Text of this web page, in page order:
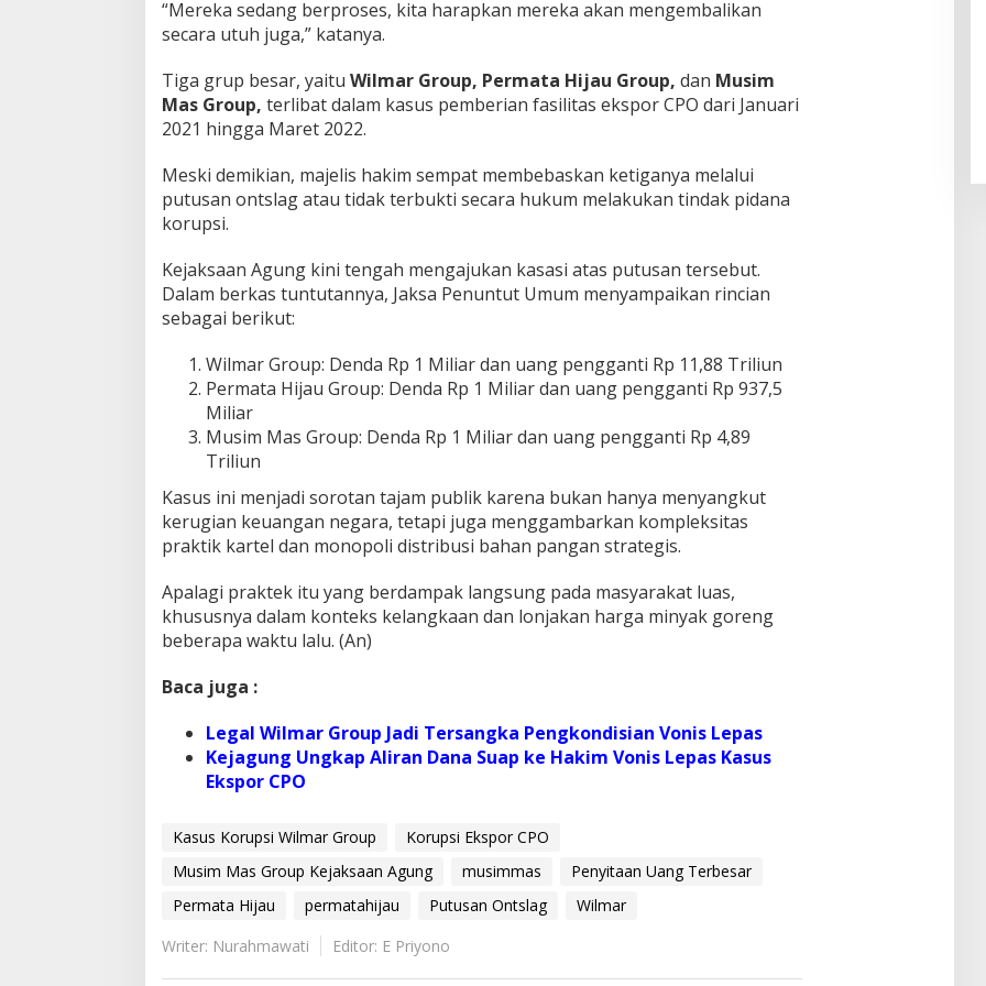
“Mereka sedang berproses, kita harapkan mereka akan mengembalikan
secara utuh juga,” katanya.
Tiga grup besar, yaitu Wilmar Group, Permata Hijau Group, dan Musim
Mas Group, terlibat dalam kasus pemberian fasilitas ekspor CPO dari Januari
2021 hingga Maret 2022.
Meski demikian, majelis hakim sempat membebaskan ketiganya melalui
putusan ontslag atau tidak terbukti secara hukum melakukan tindak pidana
korupsi.
Kejaksaan Agung kini tengah mengajukan kasasi atas putusan tersebut.
Dalam berkas tuntutannya, Jaksa Penuntut Umum menyampaikan rincian
sebagai berikut:
Wilmar Group: Denda Rp 1 Miliar dan uang pengganti Rp 11,88 Triliun
Permata Hijau Group: Denda Rp 1 Miliar dan uang pengganti Rp 937,5
Miliar
Musim Mas Group: Denda Rp 1 Miliar dan uang pengganti Rp 4,89
Triliun
Kasus ini menjadi sorotan tajam publik karena bukan hanya menyangkut
kerugian keuangan negara, tetapi juga menggambarkan kompleksitas
praktik kartel dan monopoli distribusi bahan pangan strategis.
Apalagi praktek itu yang berdampak langsung pada masyarakat luas,
khususnya dalam konteks kelangkaan dan lonjakan harga minyak goreng
beberapa waktu lalu. (An)
Baca juga :
Legal Wilmar Group Jadi Tersangka Pengkondisian Vonis Lepas
Kejagung Ungkap Aliran Dana Suap ke Hakim Vonis Lepas Kasus
Ekspor CPO
Kasus Korupsi Wilmar Group
Korupsi Ekspor CPO
Musim Mas Group Kejaksaan Agung
musimmas
Penyitaan Uang Terbesar
Permata Hijau
permatahijau Putusan Ontslag
Wilmar
Writer: Nurahmawati
Editor: E Priyono
Warga Berebut Kuota
Di Daerah, Nasional